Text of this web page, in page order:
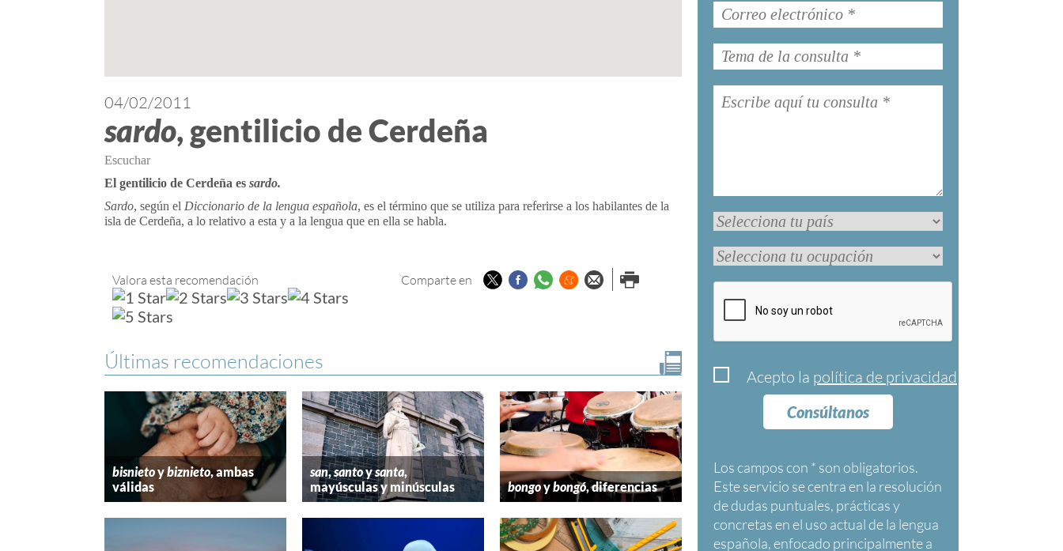
Acepto la política de privacidad
Consúltanos
Los campos con * son obligatorios
04/02/2011
sardo, gentilicio de Cerdeña
Escuchar
El gentilicio de Cerdeña es sardo.
Sardo, según el Diccionario de la lengua española, es el término que se utiliza para referirse a los habilantes de la
isla de Cerdeña, a lo relativo a esta y a la lengua que en ella se habla.
Valora esta recomendación Comparte en TwitterFacebook
Whatsapp
Menéame
Enviar porImprimir
Últimas recomendaciones
bisnietoybiznieto, ambas
válidas
san,santoysanta,
mayúsculas y minúsculas
bongoybongó, diferencias